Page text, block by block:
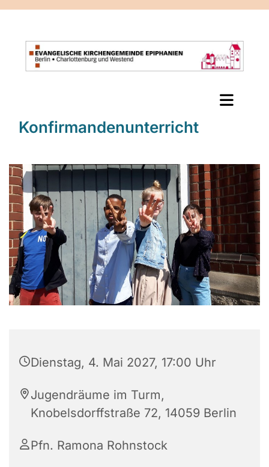
Konfirmandenunterricht
Dienstag, 4. Mai 2027, 17:00 Uhr
Jugendräume im Turm,
Knobelsdorffstraße 72, 14059 Berlin
Pfn. Ramona Rohnstock